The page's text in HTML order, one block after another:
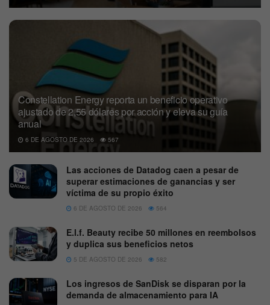
Constellation Energy reporta un beneficio operativo
ajustado de 2,55 dólares por acción y eleva su guía
anual
6 DE AGOSTO DE 2026 567
Las acciones de Datadog caen a pesar de
superar estimaciones de ganancias y ser
víctima de su propio éxito
6 DE AGOSTO DE 2026 564
E.l.f. Beauty recibe 50 millones en reembolsos
y duplica sus beneficios netos
5 DE AGOSTO DE 2026 582
Los ingresos de SanDisk se disparan por la
demanda de almacenamiento para IA